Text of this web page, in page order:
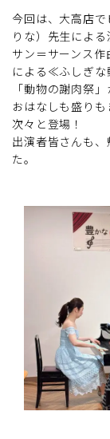
今回は、大高店
りな）先生によ
サン＝サーンス
による≪ふしぎな
「動物の謝肉祭
おはなしも盛り
次々と登場！
出演者皆さんも
た。